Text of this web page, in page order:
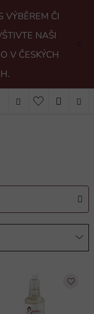
VÝBĚREM ČI
NAŠI
V ČESKÝCH
Hledat